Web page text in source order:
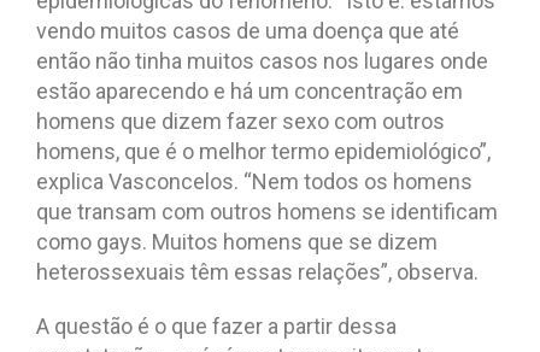
vendo muitos casos de uma doença que até
então não tinha muitos casos nos lugares onde
estão aparecendo e há um concentração em
homens que dizem fazer sexo com outros
homens, que é o melhor termo epidemiológico”,
explica Vasconcelos. “Nem todos os homens
que transam com outros homens se identificam
como gays. Muitos homens que se dizem
heterossexuais têm essas relações”, observa.
A questão é o que fazer a partir dessa